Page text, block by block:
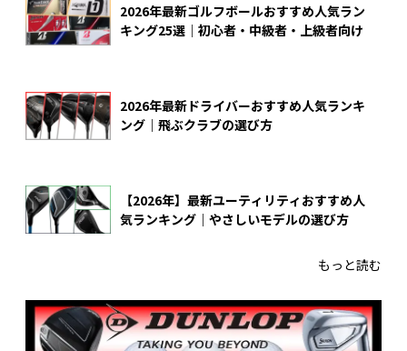
2026年最新ゴルフボールおすすめ人気ラン
キング25選｜初心者・中級者・上級者向け
2026年最新ドライバーおすすめ人気ランキ
ング｜飛ぶクラブの選び方
【2026年】最新ユーティリティおすすめ人
気ランキング｜やさしいモデルの選び方
もっと読む